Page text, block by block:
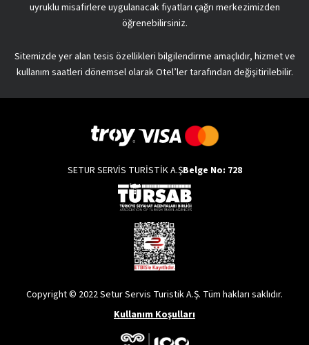
uyruklu misafirlere uygulanacak fiyatları çağrı merkezimizden
öğrenebilirsiniz.
Sitemizde yer alan tesis özellikleri bilgilendirme amaçlıdır, hizmet ve
kullanım saatleri dönemsel olarak Otel’ler tarafından değişitirilebilir.
SETUR SERVİS TURİSTİK A.ŞBelge No: 728
Copyright © 2022 Setur Servis Turistik A.Ş. Tüm hakları saklıdır.
Kullanım Koşulları